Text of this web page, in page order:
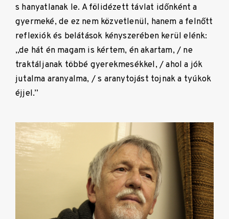
s hanyatlanak le. A fölidézett távlat időnként a
gyermeké, de ez nem közvetlenül, hanem a felnőtt
reflexiók és belátások kényszerében kerül elénk:
„de hát én magam is kértem, én akartam, / ne
traktáljanak többé gyerekmesékkel, / ahol a jók
jutalma aranyalma, / s aranytojást tojnak a tyúkok
éjjel.”